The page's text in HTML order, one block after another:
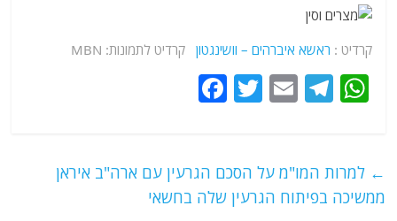
קרדיט : ראשא איברהים – וושינגטון קרדיט לתמונות: MBN
W
s
A
T
g
ra
E
l
T
er
F
e
b
למרות המו"מ על הסכם הגרעין עם ארה"ב איראן
בפיתוח הגרעין שלה בחשאי